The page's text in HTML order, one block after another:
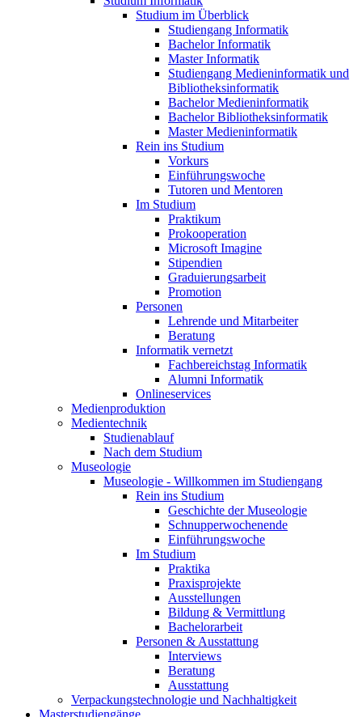
Studium im Überblick
Studiengang Informatik
Bachelor Informatik
Master Informatik
Studiengang Medieninformatik und
Bibliotheksinformatik
Bachelor Medieninformatik
Bachelor Bibliotheksinformatik
Master Medieninformatik
Rein ins Studium
Vorkurs
Einführungswoche
Tutoren und Mentoren
Im Studium
Praktikum
Prokooperation
Microsoft Imagine
Stipendien
Graduierungsarbeit
Promotion
Personen
Lehrende und Mitarbeiter
Beratung
Informatik vernetzt
Fachbereichstag Informatik
Alumni Informatik
Onlineservices
Medienproduktion
Medientechnik
Studienablauf
Nach dem Studium
Museologie
Museologie - Willkommen im Studiengang
Rein ins Studium
Geschichte der Museologie
Schnupperwochenende
Einführungswoche
Im Studium
Praktika
Praxisprojekte
Ausstellungen
Bildung & Vermittlung
Bachelorarbeit
Personen & Ausstattung
Interviews
Beratung
Ausstattung
Verpackungstechnologie und Nachhaltigkeit
Masterstudiengänge